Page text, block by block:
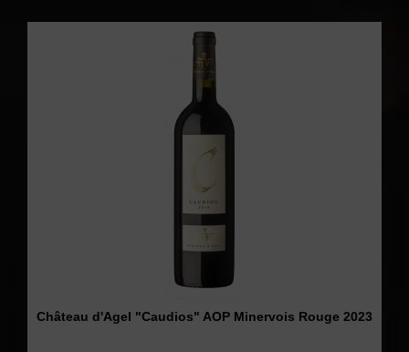
Château d'Agel "Caudios" AOP Minervois Rouge 2023